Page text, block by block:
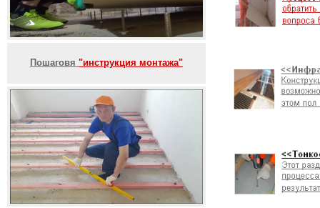
Пошаговя "инструкция монтажа"